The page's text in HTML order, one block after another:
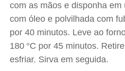
com as mãos e disponha em
com óleo e polvilhada com
por 40 minutos. Leve ao
180 °C por 45 minutos.
esfriar. Sirva em seguida.